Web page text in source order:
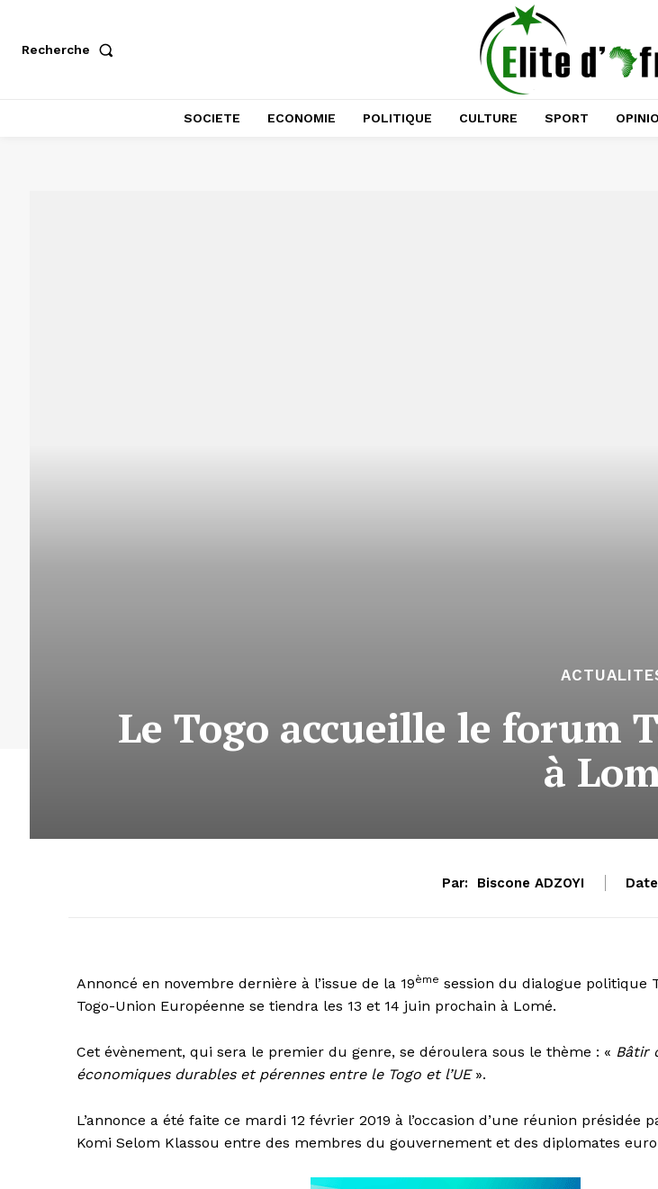
Recherche
SOCIETE ECONOMIE POLITIQUE CULTURE SPORT
Le Togo accueille le forum
à
Par: Biscone ADZOYI
Annoncé en novembre dernière à l’issue de la 19ème session du dialogue politique
Togo-Union Européenne se tiendra les 13 et 14 juin prochain à Lomé.
Cet évènement, qui sera le premier du genre, se déroulera sous le thème : « Bâtir
économiques durables et pérennes entre le Togo et l’UE».
L’annonce a été faite ce mardi 12 février 2019 à l’occasion d’une réunion présidée
Komi Selom Klassou entre des membres du gouvernement et des diplomates